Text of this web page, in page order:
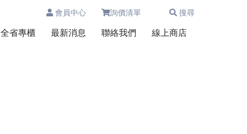
會員中心 詢價清單 搜尋
全省專櫃 最新消息 聯絡我們 線上商店